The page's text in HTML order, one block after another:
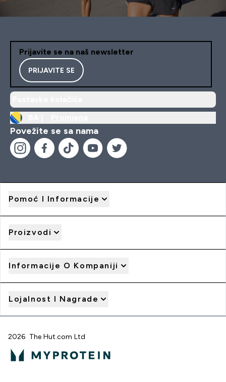
Prijavite se na naš newsletter
PRIJAVITE SE
Povežite se sa nama
Pomoć I Informacije
Proizvodi
Informacije O Kompaniji
Lojalnost I Nagrade
2026 The Hut.com Ltd